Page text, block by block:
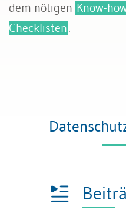
Datenschutz und IT-Recht
dem nötigen Know-
Checklisten.